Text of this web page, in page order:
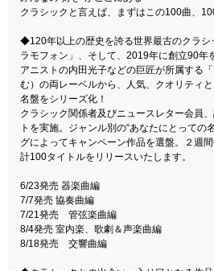
クラシックと言えば、まずはこの100曲、
◆120年以上の歴史を誇る世界最古のクラシ
ラモフォン」、そして、2019年に創立90年
アニストの内田光子などの巨匠が所属する
む）の両レーベルから、人気、クオリティ
名盤をシリーズ化！
クラシック関係者及びニュースレター会員
トを実施。ジャンル別の“あなたにとっての
グによってキャンペーン作品を選盤。２週
計100タイトルをリリースいたします。
6/23発売 器楽曲編
7/7発売 協奏曲編
7/21発売 管弦楽曲編
8/4発売 室内楽、歌劇＆声楽曲編
8/18発売 交響曲編